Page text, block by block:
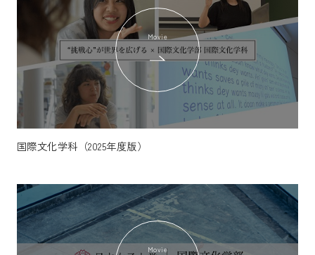
Movie
国際文化学科（2025年度版）
Movie